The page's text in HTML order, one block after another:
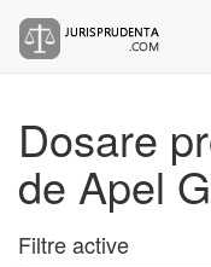
Dosare
de Apel
Filtre active